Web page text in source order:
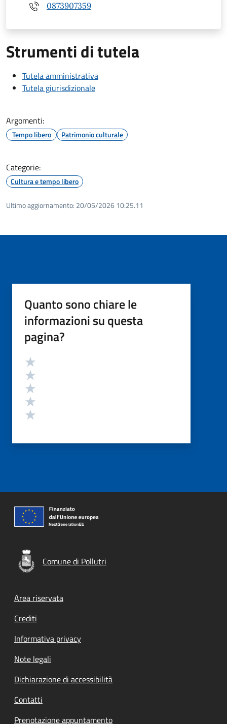
0873907359
Strumenti di tutela
Tutela amministrativa
Tutela giurisdizionale
Argomenti:
Tempo libero Patrimonio culturale
Categorie:
Cultura e tempo libero
Ultimo aggiornamento: 20/05/2026 10:25.11
Quanto sono chiare le
informazioni su questa
pagina?
Valutazione
Comune di Pollutri
Footer menu
Area riservata
Crediti
Informativa privacy
Note legali
Dichiarazione di accessibilità
Contatti
Prenotazione appuntamento